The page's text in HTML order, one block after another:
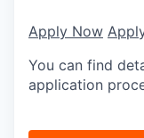
Apply Now
You can find
application